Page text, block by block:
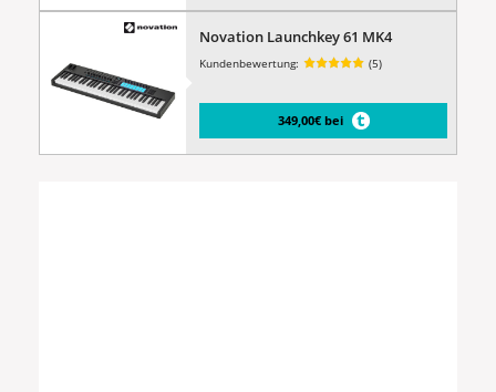
Novation Launchkey 61 MK4
Kundenbewertung: (5)
349,00€ bei